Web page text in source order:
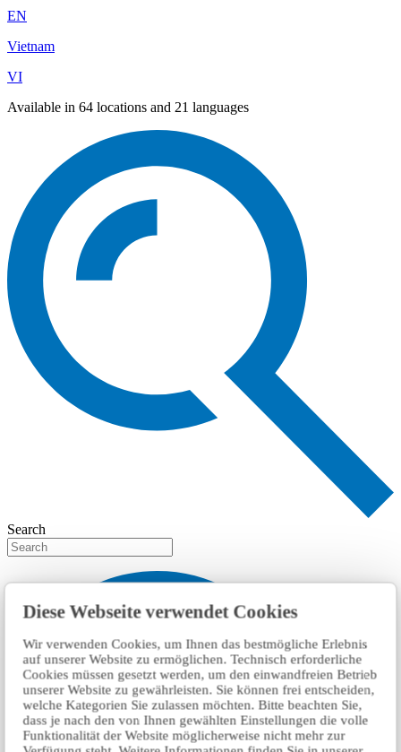
Diese Webseite verwendet Cookies
Wir verwenden Cookies, um Ihnen das bestmögliche Erlebnis
auf unserer Website zu ermöglichen. Technisch erforderliche
Cookies müssen gesetzt werden, um den einwandfreien Betrieb
unserer Website zu gewährleisten. Sie können frei entscheiden,
welche Kategorien Sie zulassen möchten. Bitte beachten Sie,
dass je nach den von Ihnen gewählten Einstellungen die volle
Funktionalität der Website möglicherweise nicht mehr zur
EN
Vietnam
VI
Available in 64 locations and 21 languages
Search